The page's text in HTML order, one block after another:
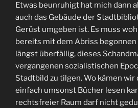
Etwas beunruhigt hat mich dann
auch das Gebäude der
Gerüst umgeben ist. Es muss
bereits mit dem Abriss begonnen
längst überfällig, dieses
vergangenen sozialistischen
Stadtbild zu tilgen. Wo kämen wir
einfach umsonst Bücher lesen
rechtsfreier Raum darf nicht